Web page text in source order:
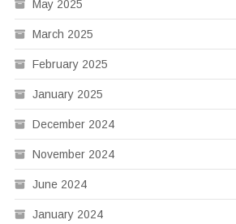
May 2025
March 2025
February 2025
January 2025
December 2024
November 2024
June 2024
January 2024